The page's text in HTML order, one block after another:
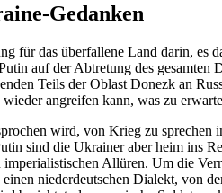
Gedanken
für das überfallene Land darin,
auf der Abtretung des
Teils der Oblast Donezk an
angreifen kann, was zu
wird, von Krieg zu
sind die Ukrainer aber heim ins
Allüren. Um die
niederdeutschen Dialekt, von